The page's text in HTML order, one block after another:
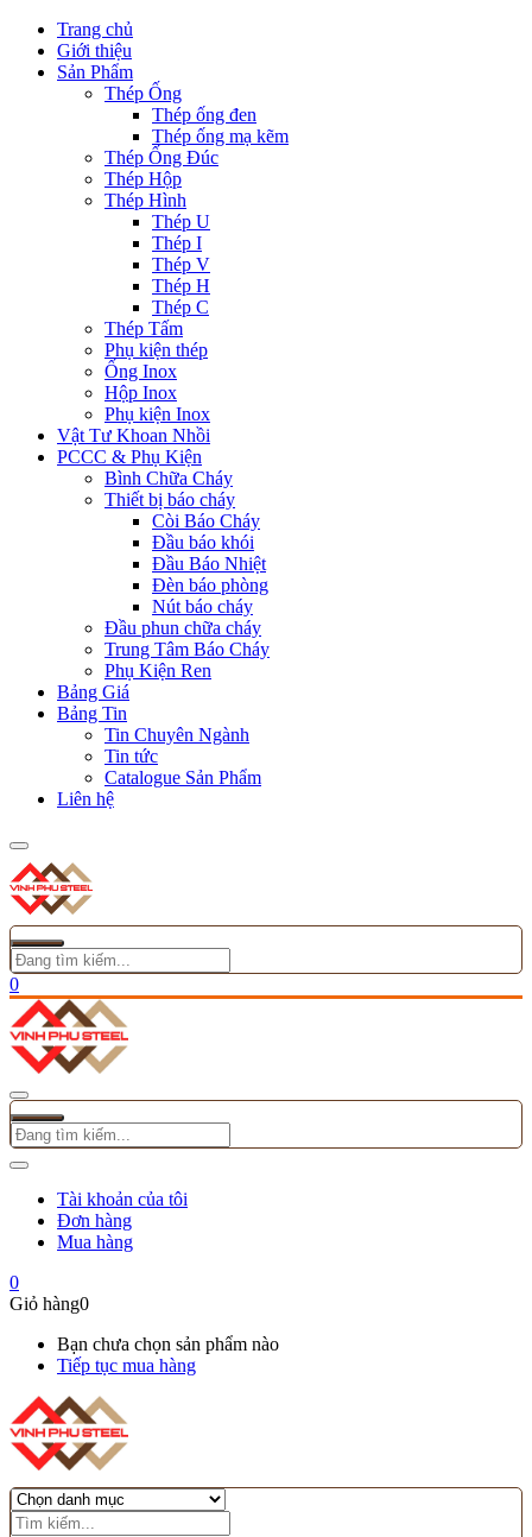
Trang chủ
Giới thiệu
Sản Phẩm
Thép Ống
Thép ống đen
Thép ống mạ kẽm
Thép Ống Đúc
Thép Hộp
Thép Hình
Thép U
Thép I
Thép V
Thép H
Thép C
Thép Tấm
Phụ kiện thép
Ống Inox
Hộp Inox
Phụ kiện Inox
Vật Tư Khoan Nhồi
PCCC & Phụ Kiện
Bình Chữa Cháy
Thiết bị báo cháy
Còi Báo Cháy
Đầu báo khói
Đầu Báo Nhiệt
Đèn báo phòng
Nút báo cháy
Đầu phun chữa cháy
Trung Tâm Báo Cháy
Phụ Kiện Ren
Bảng Giá
Bảng Tin
Tin Chuyên Ngành
Tin tức
Catalogue Sản Phẩm
Liên hệ
0
Tài khoản của tôi
Đơn hàng
Mua hàng
0
Giỏ hàng0
Bạn chưa chọn sản phẩm nào
Tiếp tục mua hàng